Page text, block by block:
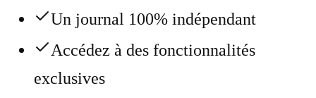
Un journal 100% indépendant
Accédez à des fonctionnalités
exclusives